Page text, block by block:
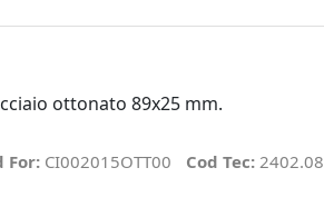
ottonato 89x25 mm.
For: CI002015OTT00 Cod Tec: 2402.08